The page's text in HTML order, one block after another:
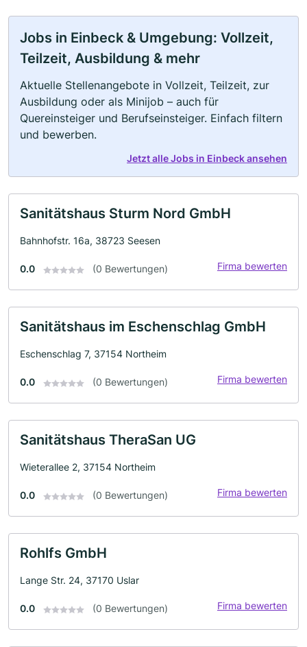
Jobs in Einbeck & Umgebung: Vollzeit,
Teilzeit, Ausbildung & mehr
Aktuelle Stellenangebote in Vollzeit, Teilzeit, zur
Ausbildung oder als Minijob – auch für
Quereinsteiger und Berufseinsteiger. Einfach filtern
und bewerben.
Jetzt alle Jobs in Einbeck ansehen
Sanitätshaus Sturm Nord GmbH
Bahnhofstr. 16a, 38723 Seesen
0.0 (0 Bewertungen) Firma bewerten
Sanitätshaus im Eschenschlag GmbH
Eschenschlag 7, 37154 Northeim
0.0 (0 Bewertungen) Firma bewerten
Sanitätshaus TheraSan UG
Wieterallee 2, 37154 Northeim
0.0 (0 Bewertungen) Firma bewerten
Rohlfs GmbH
Lange Str. 24, 37170 Uslar
0.0 (0 Bewertungen) Firma bewerten